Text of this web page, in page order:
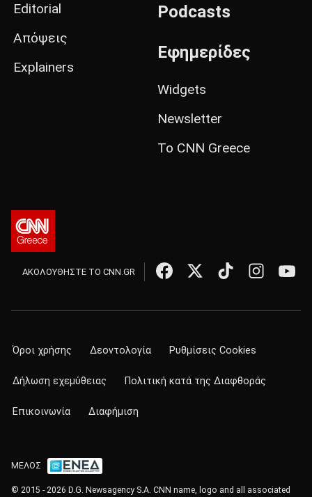
Editorial
Απόψεις
Explainers
Podcasts
Εφημερίδες
Widgets
Newsletter
Το CNN Greece
ΑΚΟΛΟΥΘΗΣΤΕ ΤΟ CNN.GR
Όροι χρήσης Δεοντολογία Ρυθμίσεις Cookies
Δήλωση εχεμύθειας Πολιτική κατά της Διαφθοράς
Επικοινωνία Διαφήμιση
ΜΕΛΟΣ
© 2015 - 2026 D.G. Newsagency S.A. CNN name, logo and all associated